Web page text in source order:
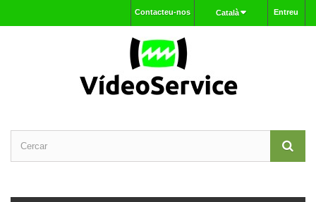
Entreu
Català
Contacteu-nos